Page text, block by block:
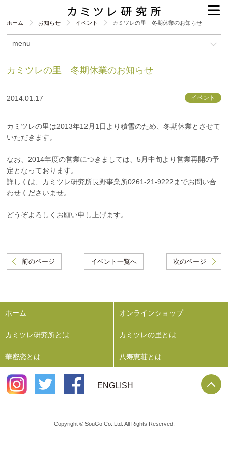
ホーム お知らせ イベント カミツレの里 冬期休業のお知らせ
menu
カミツレの里 冬期休業のお知らせ
2014.01.17 イベント
カミツレの里は2013年12月1日より積雪のため、冬期休業とさせて
いただきます。
なお、2014年度の営業につきましては、5月中旬より営業再開の予
定となっております。
詳しくは、カミツレ研究所長野事業所0261-21-9222までお問い合
わせくださいませ。
どうぞよろしくお願い申し上げます。
次のページ
前のページ イベント一覧へ
ホーム オンラインショップ
カミツレ研究所とは カミツレの里とは
華密恋とは 八寿恵荘とは
ENGLISH
Copyright © SouGo Co.,Ltd. All Rights Reserved.